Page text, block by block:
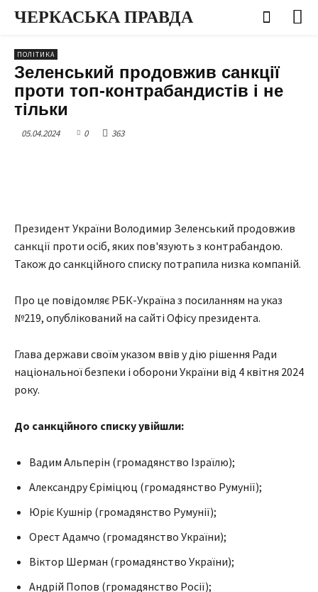
ЧЕРКАСЬКА ПРАВДА
ПОЛІТИКА
Зеленський продовжив санкції
проти топ-контрабандистів і не
тільки
05.04.2024 0 363
Президент України Володимир Зеленський продовжив
санкції проти осіб, яких пов'язують з контрабандою.
Також до санкційного списку потрапила низка компаній.
Про це повідомляє РБК-Україна з посиланням на указ
№219, опублікований на сайті Офісу президента.
Глава держави своїм указом ввів у дію рішення Ради
національної безпеки і оборони України від 4 квітня 2024
року.
До санкційного списку увійшли:
Вадим Альперін (громадянство Ізраїлю);
Александру Єріміцюц (громадянство Румунії);
Юріє Кушнір (громадянство Румунії);
Орест Адамчо (громадянство України);
Віктор Шерман (громадянство України);
Андрій Попов (громадянство Росії);